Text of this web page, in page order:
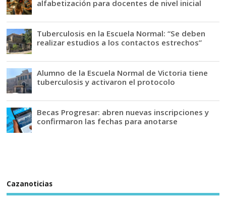
alfabetización para docentes de nivel inicial
Tuberculosis en la Escuela Normal: “Se deben
realizar estudios a los contactos estrechos”
Alumno de la Escuela Normal de Victoria tiene
tuberculosis y activaron el protocolo
Becas Progresar: abren nuevas inscripciones y
confirmaron las fechas para anotarse
Cazanoticias